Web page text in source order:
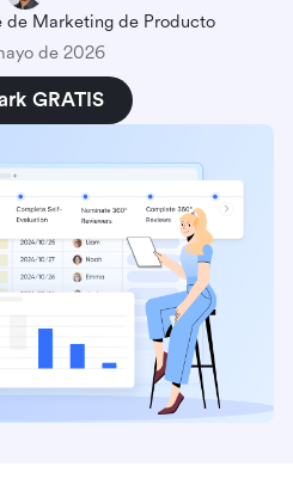
de Marketing de Producto
de 2026
GRATIS